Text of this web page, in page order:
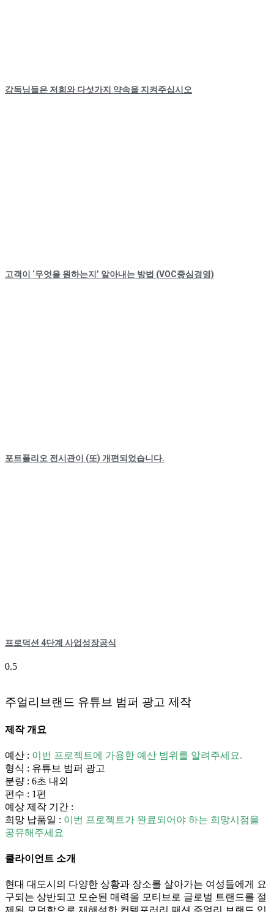
감독님들은 저희와 다섯가지 약속을 지켜주십시오
고객이 ‘무엇을 원하는지’ 알아내는 방법 (VOC중심경영)
포트폴리오 전시관이 (또) 개편되었습니다.
프로덕션 4단계 사업성장공식
주얼리브랜드 유튜브 범퍼 광고 제작
제작 개요
예산 : 이번 프로젝트에 가용한 예산 범위를 알려주세요.
형식 : 유튜브 범퍼 광고
분량 : 6초 내외
편수 : 1편
예상 제작 기간 :
희망 납품일 : 이번 프로젝트가 완료되어야 하는 희망시점을
공유해주세요
클라이언트 소개
현대 대도시의 다양한 상황과 장소를 살아가는 여성들에게 요
구되는 상반되고 모순된 매력을 모티브로 글로벌 트랜드를 절